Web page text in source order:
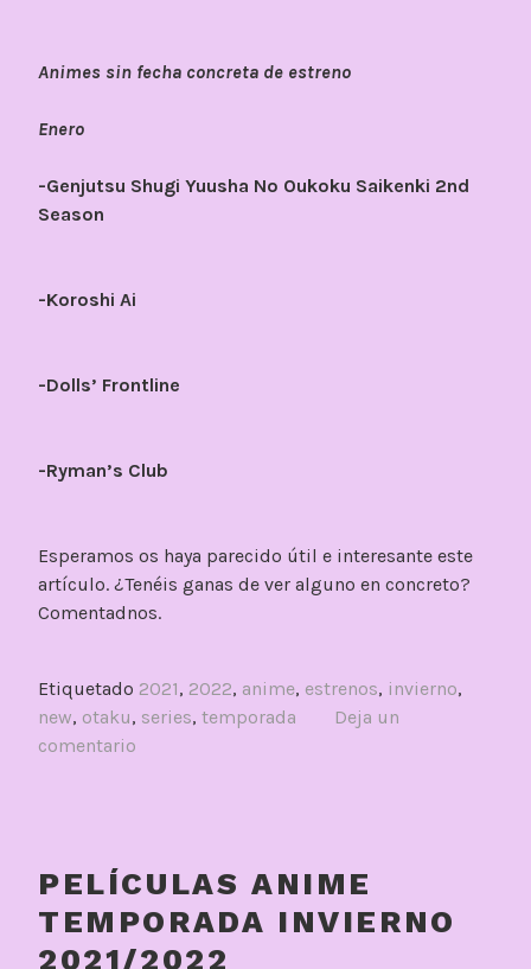
Animes sin fecha concreta de estreno
Enero
-Genjutsu Shugi Yuusha No Oukoku Saikenki 2nd
Season
-Koroshi Ai
-Dolls’ Frontline
-Ryman’s Club
Esperamos os haya parecido útil e interesante este
artículo. ¿Tenéis ganas de ver alguno en concreto?
Comentadnos.
Etiquetado 2021, 2022, anime, estrenos, invierno,
new, otaku, series, temporada
Deja un
comentario
PELÍCULAS ANIME
TEMPORADA INVIERNO
2021/2022